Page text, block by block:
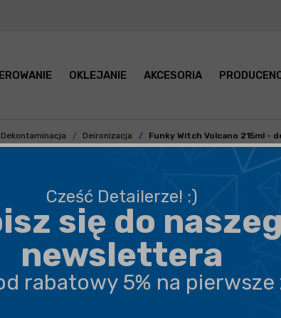
OKLEJANIE AKCESORIA
Dekontaminacja Deironizacja Funky Witch Volcano 215ml -
BEZPIECZNA WYSYŁKA
DARMOWA DOSTAWA OD 199,90 ZŁ
PROFESJONALNE DORADZTWO
Cześć Detailerze! :)
się do
newslettera
rabatowy 5% na pierwsze